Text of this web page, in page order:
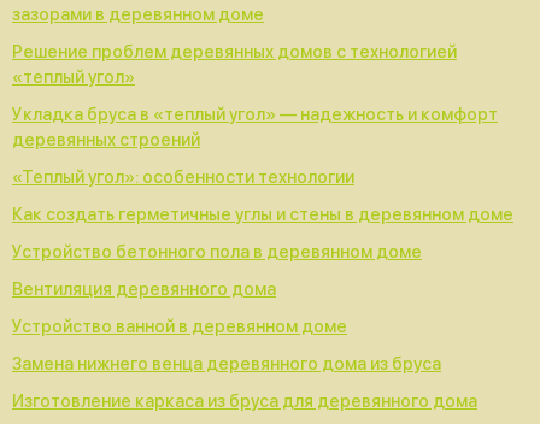
зазорами в деревянном доме
Решение проблем деревянных домов с технологией
«теплый угол»
Укладка бруса в «теплый угол» — надежность и комфорт
деревянных строений
«Теплый угол»: особенности технологии
Как создать герметичные углы и стены в деревянном доме
Устройство бетонного пола в деревянном доме
Вентиляция деревянного дома
Устройство ванной в деревянном доме
Замена нижнего венца деревянного дома из бруса
Изготовление каркаса из бруса для деревянного дома